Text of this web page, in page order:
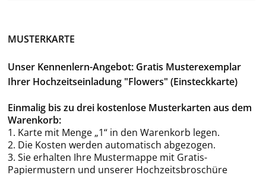
MUSTERKARTE
Unser Kennenlern-Angebot: Gratis Musterexemplar
Ihrer Hochzeitseinladung "Flowers" (Einsteckkarte)
Einmalig bis zu drei kostenlose Musterkarten aus dem
Warenkorb:
1. Karte mit Menge „1“ in den Warenkorb legen.
2. Die Kosten werden automatisch abgezogen.
3. Sie erhalten Ihre Mustermappe mit Gratis-
Papiermustern und unserer Hochzeitsbroschüre